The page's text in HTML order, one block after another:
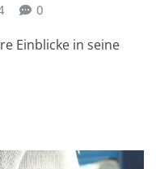
0
Einblicke in seine